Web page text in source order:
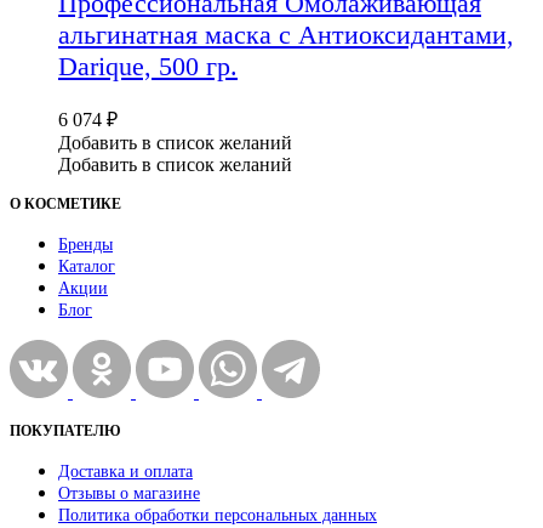
альгинатная маска с Антиоксидантами,
Darique, 500 гр.
6 074 ₽
Добавить в список желаний
Добавить в список желаний
О КОСМЕТИКЕ
Бренды
Каталог
Акции
Блог
ПОКУПАТЕЛЮ
Доставка и оплата
Отзывы о магазине
Политика обработки персональных данных